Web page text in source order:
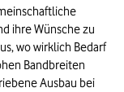
ihre Wünsche zu
wo wirklich Bedarf
Bandbreiten
Ausbau bei